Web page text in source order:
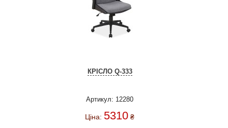
КРІСЛО Q-333
Артикул: 12280
Ціна: 5310 ₴